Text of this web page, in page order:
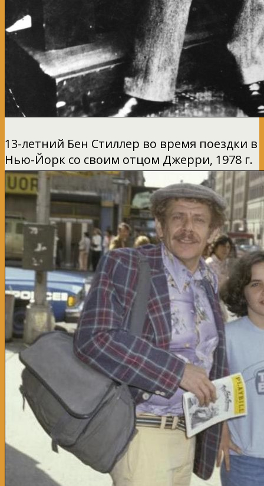
13-летний Бен Стиллер во время поездки в
Нью-Йорк со своим отцом Джерри, 1978 г.